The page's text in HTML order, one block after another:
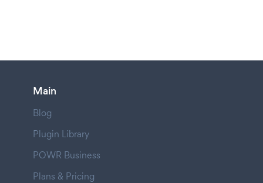
Main
Blog
Plugin Library
POWR Business
Plans & Pricing